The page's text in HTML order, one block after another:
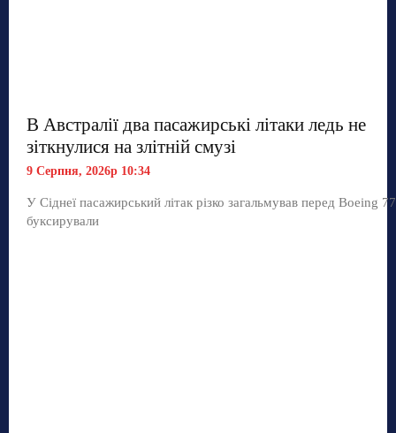
В Австралії два пасажирські літаки ледь не
зіткнулися на злітній смузі
9 Серпня, 2026р 10:34
У Сіднеї пасажирський літак різко загальмував перед Boeing
буксирували